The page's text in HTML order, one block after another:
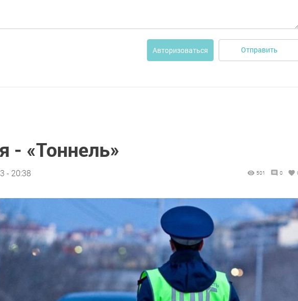
Авторизоваться Отправить
- «Тоннель»
- 20:38 501 0